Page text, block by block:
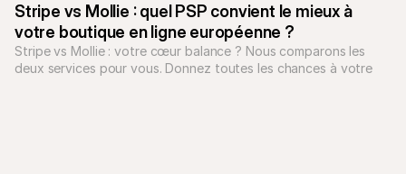
Stripe vs Mollie : quel PSP convient le mieux à
votre boutique en ligne européenne ?
Stripe vs Mollie : votre cœur balance ? Nous comparons les
deux services pour vous. Donnez toutes les chances à votre